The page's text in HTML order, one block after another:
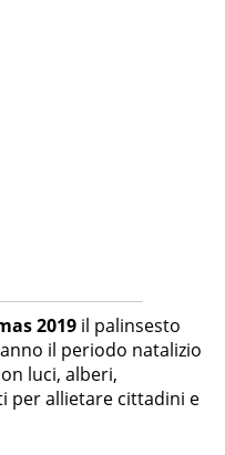
2019 il palinsesto
il periodo natalizio
luci, alberi,
per allietare cittadini e